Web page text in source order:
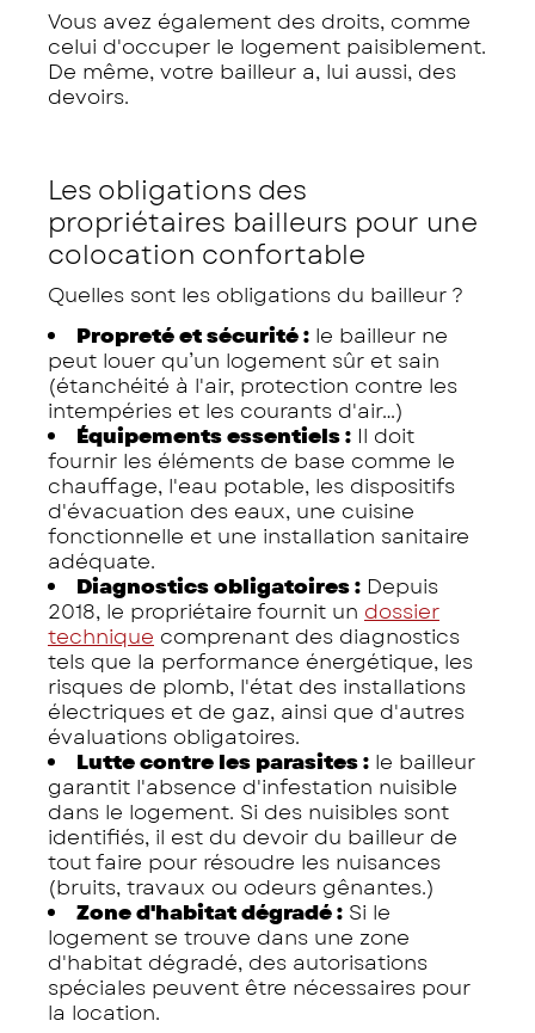
Vous avez également des droits, comme
celui d'occuper le logement paisiblement.
De même, votre bailleur a, lui aussi, des
devoirs.
Les obligations des
propriétaires bailleurs pour une
colocation confortable
Quelles sont les obligations du bailleur ?
Propreté et sécurité : le bailleur ne
peut louer qu’un logement sûr et sain
(étanchéité à l'air, protection contre les
intempéries et les courants d'air…)
Équipements essentiels : Il doit
fournir les éléments de base comme le
chauffage, l'eau potable, les dispositifs
d'évacuation des eaux, une cuisine
fonctionnelle et une installation sanitaire
adéquate.
Diagnostics obligatoires : Depuis
2018, le propriétaire fournit un dossier
technique comprenant des diagnostics
tels que la performance énergétique, les
risques de plomb, l'état des installations
électriques et de gaz, ainsi que d'autres
évaluations obligatoires.
Lutte contre les parasites : le bailleur
garantit l'absence d'infestation nuisible
dans le logement. Si des nuisibles sont
identifiés, il est du devoir du bailleur de
tout faire pour résoudre les nuisances
(bruits, travaux ou odeurs gênantes.)
Zone d'habitat dégradé : Si le
logement se trouve dans une zone
d'habitat dégradé, des autorisations
spéciales peuvent être nécessaires pour
la location.